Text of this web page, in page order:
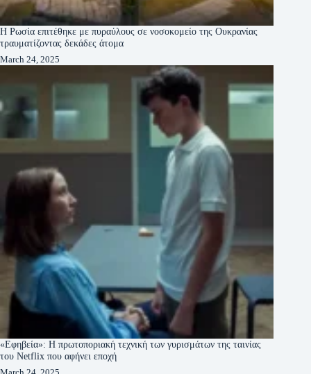
Η Ρωσία επιτέθηκε με πυραύλους σε νοσοκομείο της Ουκρανίας
τραυματίζοντας δεκάδες άτομα
March 24, 2025
«Εφηβεία»: Η πρωτοποριακή τεχνική των γυρισμάτων της ταινίας
του Netflix που αφήνει εποχή